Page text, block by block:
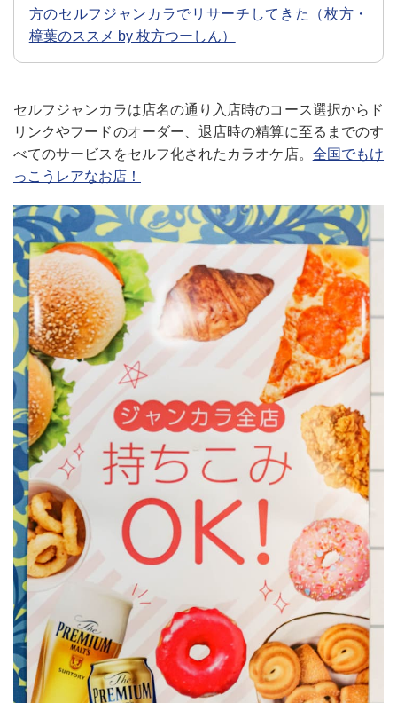
方のセルフジャンカラでリサーチしてきた（枚方・
樟葉のススメ by 枚方つーしん）
セルフジャンカラは店名の通り入店時のコース選択からド
リンクやフードのオーダー、退店時の精算に至るまでのす
べてのサービスをセルフ化されたカラオケ店。 全国でもけ
っこうレアなお店！